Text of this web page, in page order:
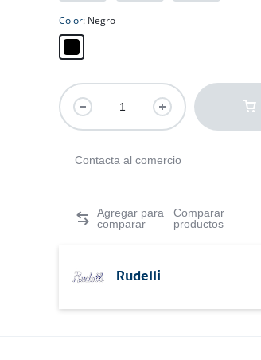
Color Negro
Contacta al comercio
Comparar
productos
Rudelli